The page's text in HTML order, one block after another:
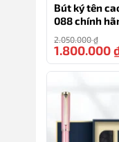
không chỉ là
Sự kết hợp
nghĩa sâu
thần, vừa là
Bút ký tên
088 chính
kèm 3 ngòi,
2.050.000₫
1.800.000